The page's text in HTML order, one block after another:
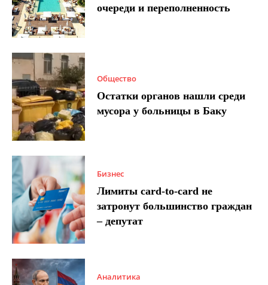
очереди и переполненность
Общество
Остатки органов нашли среди
мусора у больницы в Баку
Бизнес
Лимиты card-to-card не
затронут большинство граждан
– депутат
Аналитика